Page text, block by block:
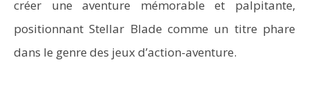
créer une aventure mémorable et palpitante,
positionnant Stellar Blade comme un titre phare
dans le genre des jeux d’action-aventure.